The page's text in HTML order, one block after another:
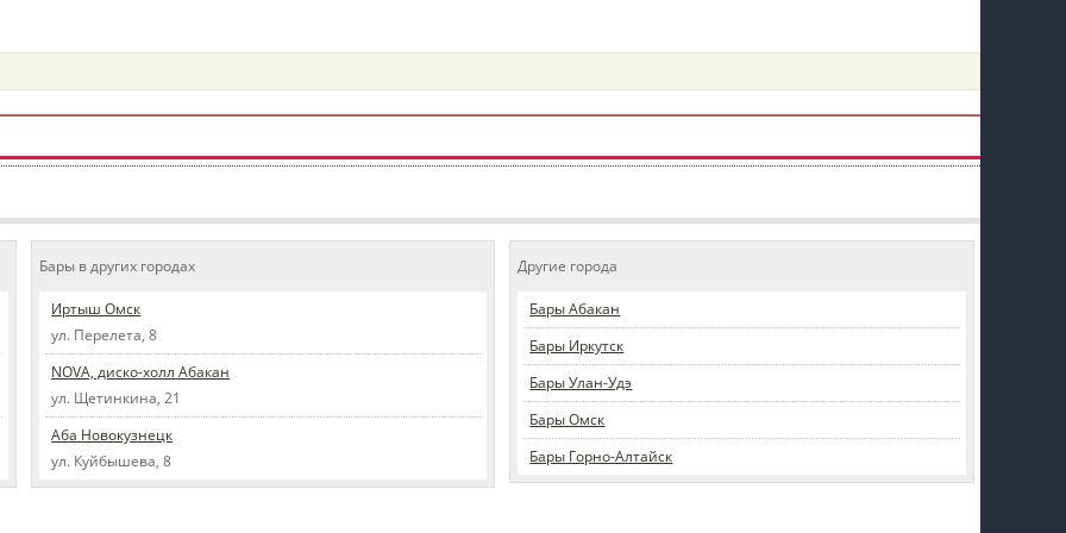
Бары в других городах
Иртыш Омск
ул. Перелета, 8
NOVA, диско-холл Абакан
ул. Щетинкина, 21
Аба Новокузнецк
ул. Куйбышева, 8
Другие города
Бары Абакан
Бары Иркутск
Бары Улан-Удэ
Бары Омск
Бары Горно-Алтайск